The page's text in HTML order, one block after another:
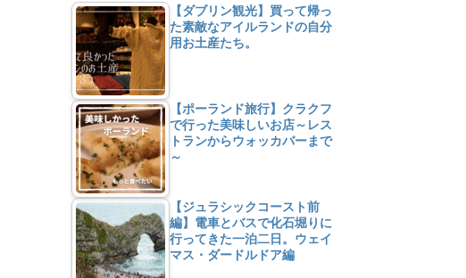
【ダブリン観光】買って帰っ
た素敵なアイルランドの自分
用お土産たち。
【ポーランド旅行】クラクフ
で行った美味しいお店～レス
トランからウォッカバーまで
～
【ジュラシックコースト前
編】電車とバスで化石堀りに
行ってきた一泊二日。ウェイ
マス・ダードルドア編